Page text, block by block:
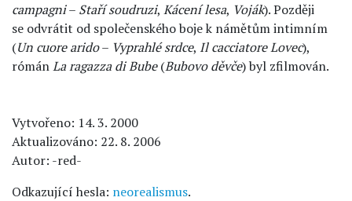
campagni– Staří soudruzi, Kácení lesa, Voják). Později
se odvrátit od společenského boje k námětům intimním
(Un cuore arido– Vyprahlé srdce, Il cacciatoreLovec),
rómánLa ragazza di Bube(Bubovo děvče) byl zfilmován.
Vytvořeno: 14. 3. 2000
Aktualizováno: 22. 8. 2006
Autor: -red-
Odkazující hesla: neorealismus.